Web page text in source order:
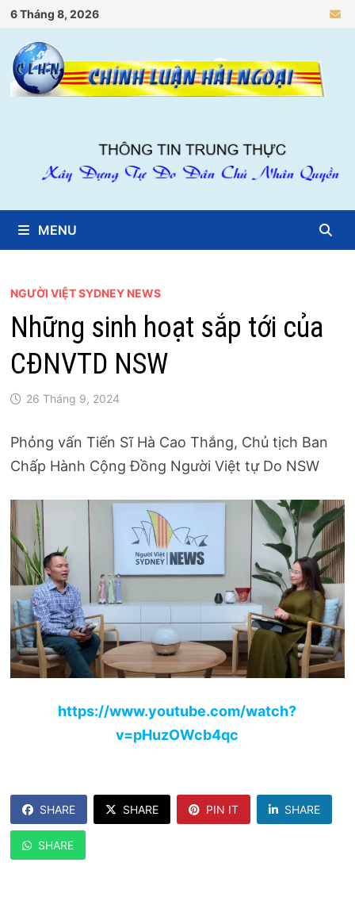
Skip
to
content
6 Tháng 8, 2026
MENU
NGƯỜI VIỆT SYDNEY NEWS
Những sinh hoạt sắp tới của
CĐNVTD NSW
26 Tháng 9, 2024
Phỏng vấn Tiến Sĩ Hà Cao Thắng, Chủ tịch Ban
Chấp Hành Cộng Đồng Người Việt tự Do NSW
https://www.youtube.com/watch?
v=pHuzOWcb4qc
SHARE SHARE PIN IT SHARE
SHARE